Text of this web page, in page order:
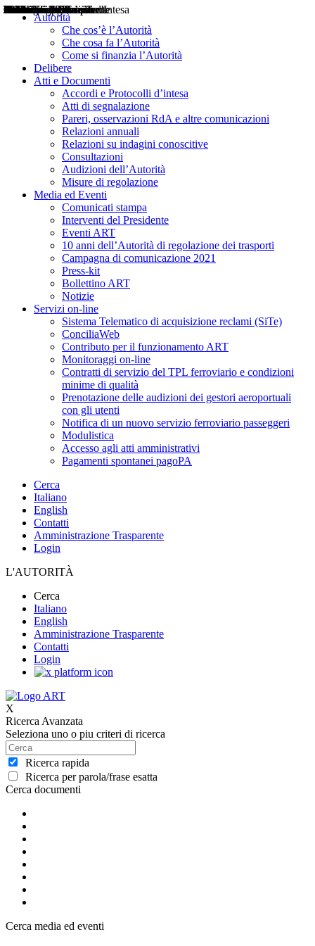
Autorità
Che cos’è l’Autorità
Che cosa fa l’Autorità
Come si finanzia l’Autorità
Delibere
Atti e Documenti
Accordi e Protocolli d’intesa
Atti di segnalazione
Pareri, osservazioni RdA e altre comunicazioni
Relazioni annuali
Relazioni su indagini conoscitive
Consultazioni
Audizioni dell’Autorità
Misure di regolazione
Media ed Eventi
Comunicati stampa
Interventi del Presidente
Eventi ART
10 anni dell’Autorità di regolazione dei trasporti
Campagna di comunicazione 2021
Press-kit
Bollettino ART
Notizie
Servizi on-line
Sistema Telematico di acquisizione reclami (SiTe)
ConciliaWeb
Contributo per il funzionamento ART
Monitoraggi on-line
Contratti di servizio del TPL ferroviario e condizioni
minime di qualità
Prenotazione delle audizioni dei gestori aeroportuali
con gli utenti
Notifica di un nuovo servizio ferroviario passeggeri
Modulistica
Accesso agli atti amministrativi
Pagamenti spontanei pagoPA
Cerca
Italiano
English
Contatti
Amministrazione Trasparente
Login
L'AUTORITÀ
Cerca
Italiano
English
Amministrazione Trasparente
Contatti
Login
X
Ricerca Avanzata
Seleziona uno o piu criteri di ricerca
Ricerca rapida
Ricerca per parola/frase esatta
Cerca documenti
Delibere
Pareri
Consultazioni
Audizioni
Atti di Segnalazione
Accordi e Protocolli d'Intesa
Relazioni annuali
Misure di regolazione
Cerca media ed eventi
Notizie
Comunicati Stampa
Bollettini ART
Convegni ART
Interviste del Presidente
Articoli in primo piano
Interventi del Presidente
2004
2005
2010
2013
2014
2015
2016
2017
2018
2019
202
2020
2021
2022
2023
2024
2025
2026
Aereo
Marittimo
Terrestre